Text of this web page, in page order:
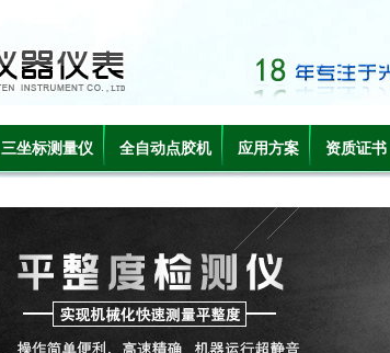
三坐标测量仪 全自动点胶机 应用方案 资质证书